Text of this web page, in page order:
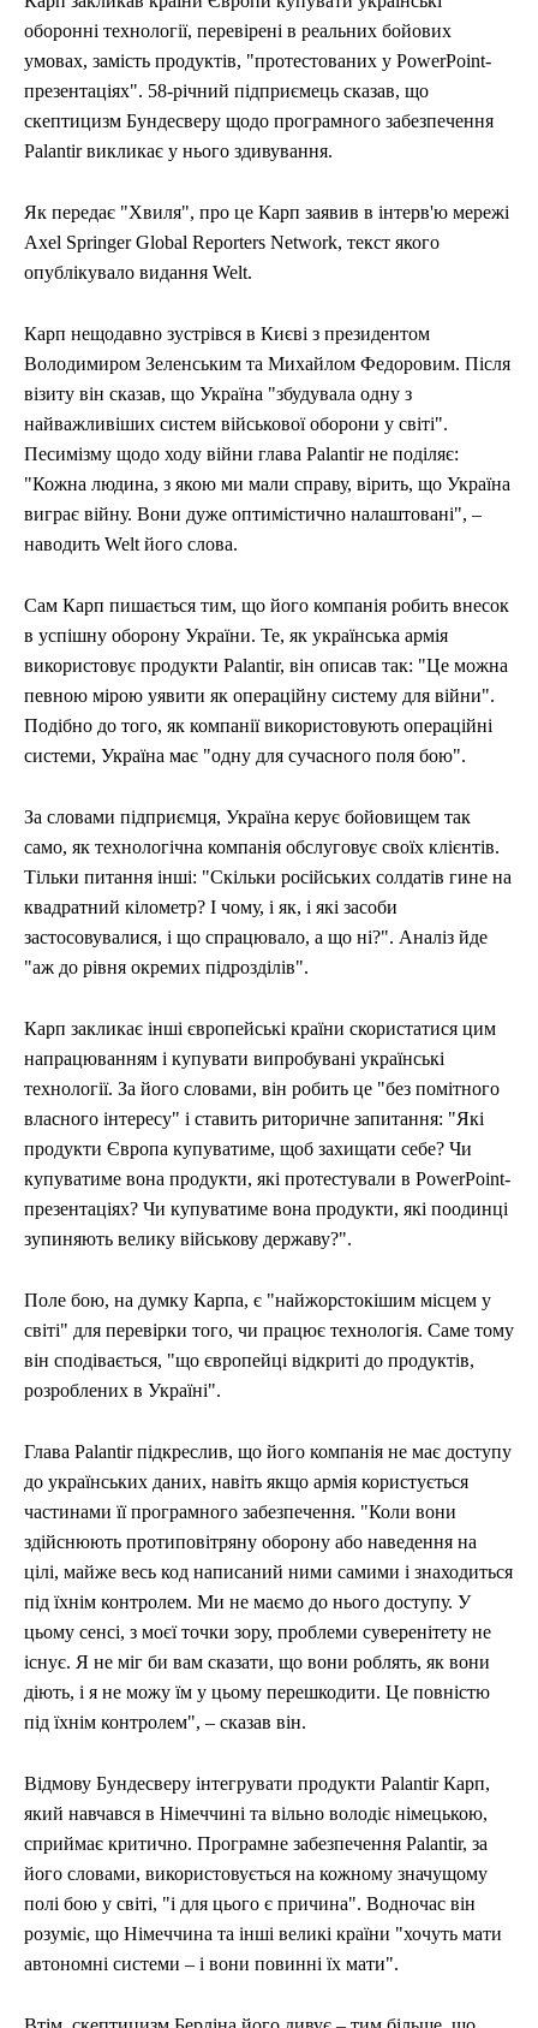
ЕКОНОМІКА СПОРТ ТЕХНОЛОГІЇ
ЕКОНОМІКА СПОРТ ТЕХНОЛОГІЇ
оборонні технології, перевірені в реальних бойових
умовах, замість продуктів, "протестованих у PowerPoint-
презентаціях". 58-річний підприємець сказав, що
скептицизм Бундесверу щодо програмного забезпечення
Palantir викликає у нього здивування.
Як передає "Хвиля", про це Карп заявив в інтерв'ю мережі
Axel Springer Global Reporters Network, текст якого
опублікувало видання Welt.
Карп нещодавно зустрівся в Києві з президентом
Володимиром Зеленським та Михайлом Федоровим. Після
візиту він сказав, що Україна "збудувала одну з
найважливіших систем військової оборони у світі".
Песимізму щодо ходу війни глава Palantir не поділяє:
"Кожна людина, з якою ми мали справу, вірить, що Україна
виграє війну. Вони дуже оптимістично налаштовані", –
наводить Welt його слова.
Сам Карп пишається тим, що його компанія робить внесок
в успішну оборону України. Те, як українська армія
використовує продукти Palantir, він описав так: "Це можна
певною мірою уявити як операційну систему для війни".
Подібно до того, як компанії використовують операційні
системи, Україна має "одну для сучасного поля бою".
За словами підприємця, Україна керує бойовищем так
само, як технологічна компанія обслуговує своїх клієнтів.
Тільки питання інші: "Скільки російських солдатів гине на
квадратний кілометр? І чому, і як, і які засоби
застосовувалися, і що спрацювало, а що ні?". Аналіз йде
"аж до рівня окремих підрозділів".
Карп закликає інші європейські країни скористатися цим
напрацюванням і купувати випробувані українські
технології. За його словами, він робить це "без помітного
власного інтересу" і ставить риторичне запитання: "Які
продукти Європа купуватиме, щоб захищати себе? Чи
купуватиме вона продукти, які протестували в PowerPoint-
презентаціях? Чи купуватиме вона продукти, які поодинці
зупиняють велику військову державу?".
Поле бою, на думку Карпа, є "найжорстокішим місцем у
світі" для перевірки того, чи працює технологія. Саме тому
він сподівається, "що європейці відкриті до продуктів,
розроблених в Україні".
Глава Palantir підкреслив, що його компанія не має доступу
до українських даних, навіть якщо армія користується
частинами її програмного забезпечення. "Коли вони
здійснюють протиповітряну оборону або наведення на
цілі, майже весь код написаний ними самими і знаходиться
під їхнім контролем. Ми не маємо до нього доступу. У
цьому сенсі, з моєї точки зору, проблеми суверенітету не
існує. Я не міг би вам сказати, що вони роблять, як вони
діють, і я не можу їм у цьому перешкодити. Це повністю
під їхнім контролем", – сказав він.
Відмову Бундесверу інтегрувати продукти Palantir Карп,
який навчався в Німеччині та вільно володіє німецькою,
сприймає критично. Програмне забезпечення Palantir, за
його словами, використовується на кожному значущому
полі бою у світі, "і для цього є причина". Водночас він
розуміє, що Німеччина та інші великі країни "хочуть мати
автономні системи – і вони повинні їх мати".